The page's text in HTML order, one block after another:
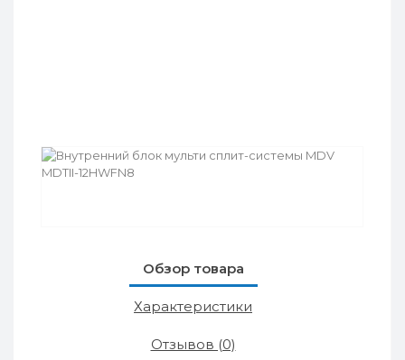
Обзор товара
Характеристики
Отзывов (0)